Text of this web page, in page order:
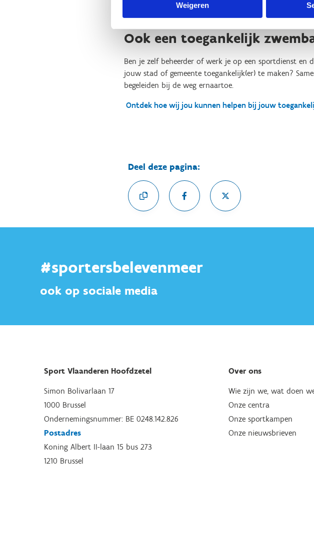
Weigeren
Ook een toegankelijk
Ben je zelf beheerder of werk je op een sportdienst
jouw stad of gemeente toegankelijk(er) te maken?
begeleiden bij de weg ernaartoe.
Ontdek hoe wij jou kunnen helpen bij jouw
Deel deze pagina:
#sportersbelevenmeer
ook op sociale media
Sport Vlaanderen Hoofdzetel
Simon Bolivarlaan 17
1000 Brussel
Ondernemingsnummer: BE 0248.142.826
Postadres
Koning Albert II-laan 15 bus 273
1210 Brussel
Over ons
Wie zijn we, wat doen
Onze centra
Onze sportkampen
Onze nieuwsbrieven